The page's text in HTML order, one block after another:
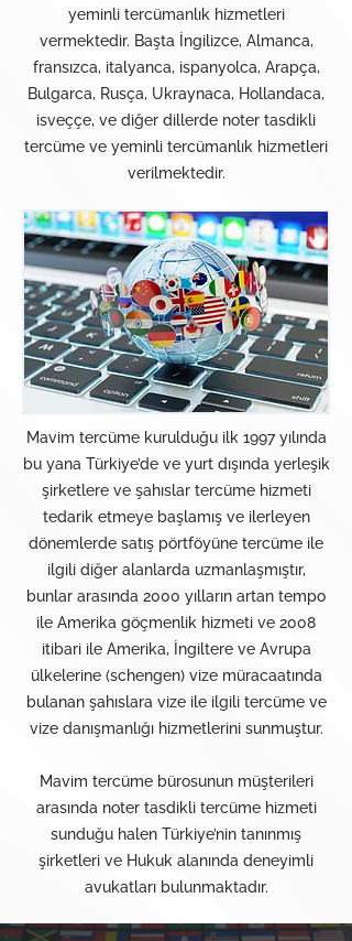
yeminli tercümanlık hizmetleri
vermektedir. Başta İngilizce, Almanca,
fransızca, italyanca, ispanyolca, Arapça,
Bulgarca, Rusça, Ukraynaca, Hollandaca,
isveççe, ve diğer dillerde noter tasdikli
tercüme ve yeminli tercümanlık hizmetleri
verilmektedir.
Mavim tercüme kurulduğu ilk 1997 yılında
bu yana Türkiye’de ve yurt dışında yerleşik
şirketlere ve şahıslar tercüme hizmeti
tedarik etmeye başlamış ve ilerleyen
dönemlerde satış pörtföyüne tercüme ile
ilgili diğer alanlarda uzmanlaşmıştır,
bunlar arasında 2000 yılların artan tempo
ile Amerika göçmenlik hizmeti ve 2008
itibari ile Amerika, İngiltere ve Avrupa
ülkelerine (schengen) vize müracaatında
bulanan şahıslara vize ile ilgili tercüme ve
vize danışmanlığı hizmetlerini sunmuştur.
Mavim tercüme bürosunun müşterileri
arasında noter tasdikli tercüme hizmeti
sunduğu halen Türkiye’nin tanınmış
şirketleri ve Hukuk alanında deneyimli
avukatları bulunmaktadır.